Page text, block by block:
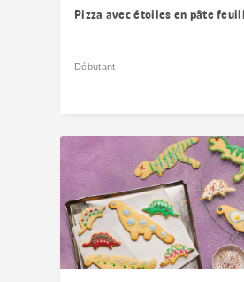
Pizza avec étoiles en pâte
Débutant